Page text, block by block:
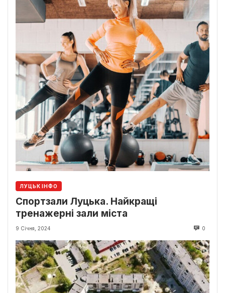
ЛУЦЬК ІНФО
Спортзали Луцька. Найкращі
тренажерні зали міста
9 Січня, 2024 0